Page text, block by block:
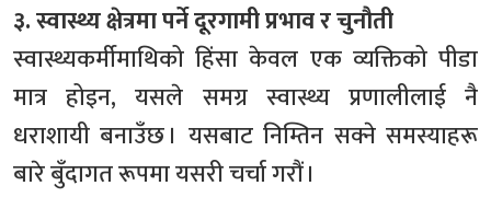
३. स्वास्थ्य क्षेत्रमा पर्ने दूरगामी प्रभाव र चुनौती
स्वास्थ्यकर्मीमाथिको हिंसा केवल एक व्यक्तिको पीडा
मात्र होइन, यसले समग्र स्वास्थ्य प्रणालीलाई नै
धराशायी बनाउँछ । यसबाट निम्तिन सक्ने समस्याहरू
बारे बुँदागत रूपमा यसरी चर्चा गरौं ।